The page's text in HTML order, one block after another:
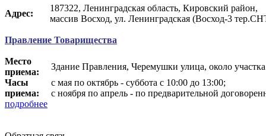
Адрес:
187322, Ленинградская область, Кировский район,
массив Восход, ул. Ленинградская (Восход-3
Правление Товарищества
Место
приема:
Здание Правления, Черемушки улица, около
Часы
приема:
с мая по октябрь - суббота с 10:00 до 13:00;
с ноября по апрель - по предварительной
подробнее